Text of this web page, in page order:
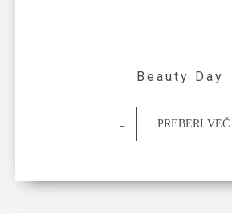
Beauty Day
PREBERI VEČ